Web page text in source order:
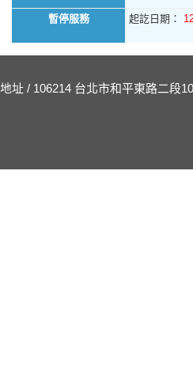
暫停服務 起訖日期：
地址 / 106214 台北市和平東路二段